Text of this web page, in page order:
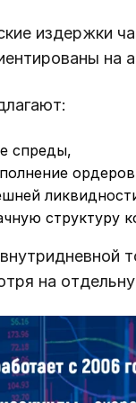
издержки
на
спреды,
структуру
на